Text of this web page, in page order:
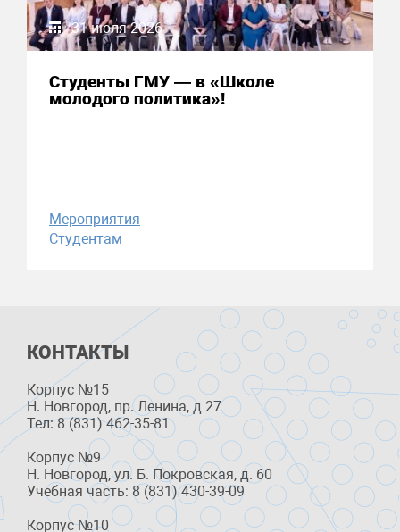
31 июля 2026
Студенты ГМУ — в «Школе
молодого политика»!
Мероприятия
Студентам
КОНТАКТЫ
Корпус №15
Н. Новгород, пр. Ленина, д 27
Тел: 8 (831) 462-35-81
Корпус №9
Н. Новгород, ул. Б. Покровская, д. 60
Учебная часть: 8 (831) 430-39-09
Корпус №10